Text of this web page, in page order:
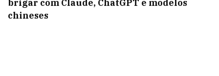
brigar com Claude, ChatGPT e modelos
chineses